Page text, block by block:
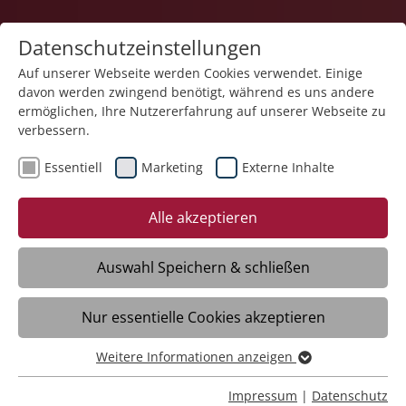
26.09.2025
Wir gratulieren!
Maikammer - Wir gratulieren unseren
Kolleginnen Anitta Binoy und Mareenamol
John, die am 25. August erfolgreich ihre
Anerkennungsprüfung bestanden haben.
Datenschutzeinstellungen
Auf unserer Webseite werden Cookies verwendet. Einige
davon werden zwingend benötigt, während es uns andere
ermöglichen, Ihre Nutzererfahrung auf unserer Webseite zu
verbessern.
Essentiell Marketing Externe Inhalte
Alle akzeptieren
Auswahl Speichern & schließen
Nur essentielle Cookies akzeptieren
Essentiell
Essentielle Cookies werden für grundlegende Funktionen
Weitere Informationen anzeigen
Impressum | Datenschutz